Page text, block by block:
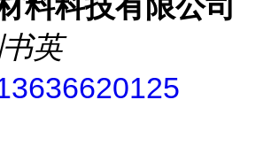
英